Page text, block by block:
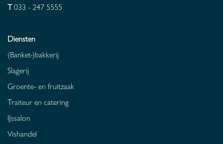
T033 - 247 5555
Diensten
(Banket-)bakkerij
Slagerij
Groente- en fruitzaak
Traiteur en catering
IJssalon
Vishandel